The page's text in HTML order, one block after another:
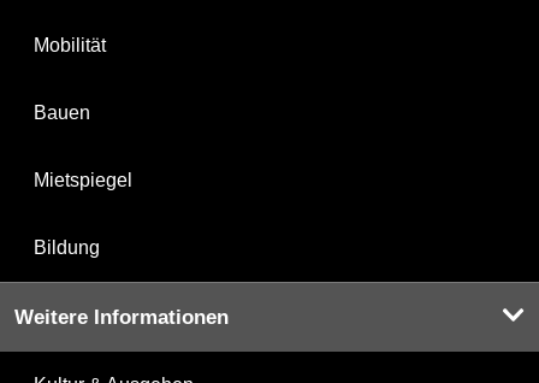
Mobilität
Bauen
Mietspiegel
Bildung
Weitere Informationen